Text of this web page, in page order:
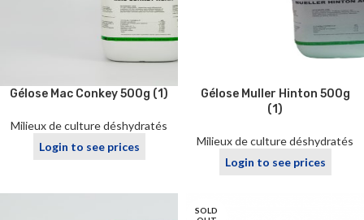
Gélose Mac Conkey 500g (1)
Milieux de culture déshydratés
Login to see prices
Gélose Muller Hinton 500g
(1)
Milieux de culture déshydratés
Login to see prices
SOLD